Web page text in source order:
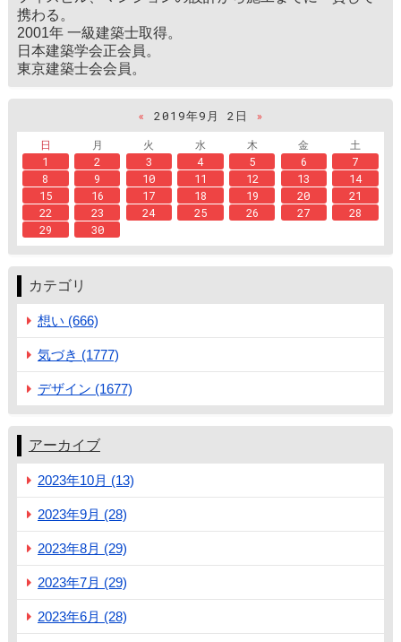
携わる。
2001年 一級建築士取得。
日本建築学会正会員。
東京建築士会会員。
« 2019年9月 2日
»
日
月 火 水 木 金
土
1
2 3 4 5 6
7
8
9 10 11 12 13
14
15
16 17 18 19 20
21
22
23 24 25 26 27
28
29
30
カテゴリ
想い (666)
気づき (1777)
デザイン (1677)
アーカイブ
2023年10月 (13)
2023年9月 (28)
2023年8月 (29)
2023年7月 (29)
2023年6月 (28)